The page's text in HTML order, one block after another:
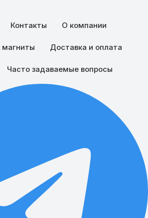
Контакты О компании
Доставка и оплата
Часто задаваемые вопросы